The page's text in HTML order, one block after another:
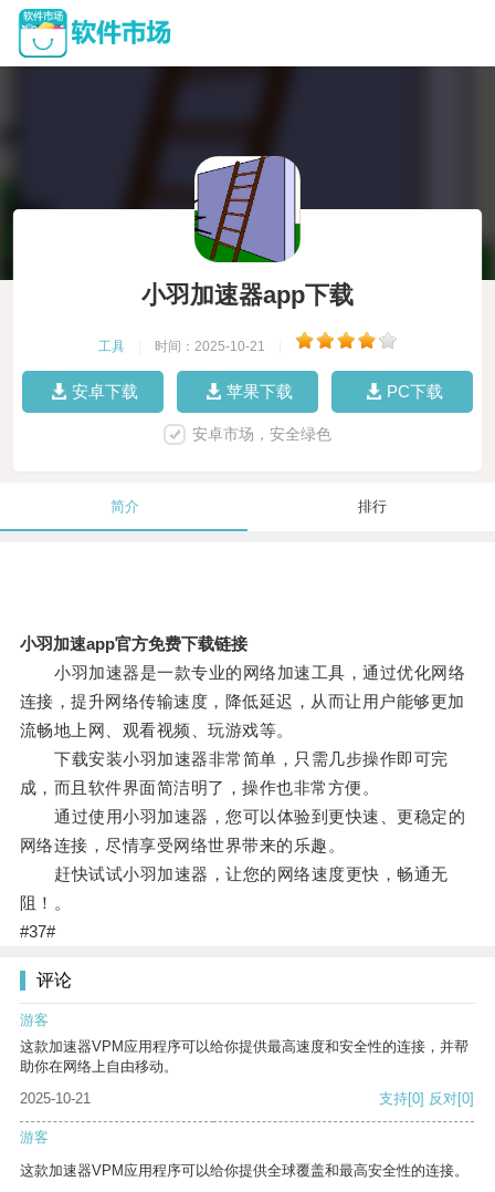
小羽加速器app下载
工具 时间：2025-10-21
安卓下载 苹果下载 PC下载
安卓市场，安全绿色
简介 排行
小羽加速app官方免费下载链接
小羽加速器是一款专业的网络加速工具，通过优化网络
连接，提升网络传输速度，降低延迟，从而让用户能够更加
流畅地上网、观看视频、玩游戏等。
下载安装小羽加速器非常简单，只需几步操作即可完
成，而且软件界面简洁明了，操作也非常方便。
通过使用小羽加速器，您可以体验到更快速、更稳定的
网络连接，尽情享受网络世界带来的乐趣。
赶快试试小羽加速器，让您的网络速度更快，畅通无
阻！。
#37#
评论
游客
这款加速器VPM应用程序可以给你提供最高速度和安全性的连接，并帮
助你在网络上自由移动。
2025-10-21
支持[0] 反对[0]
游客
这款加速器VPM应用程序可以给你提供全球覆盖和最高安全性的连接。